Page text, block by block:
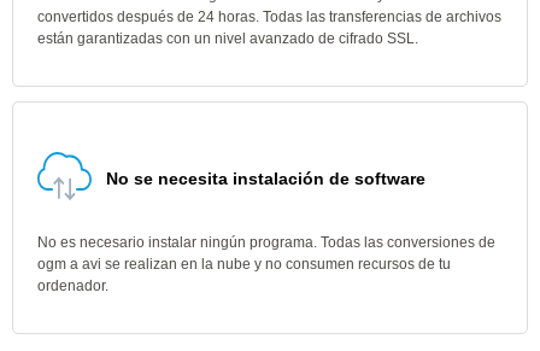
convertidos después de 24 horas. Todas las transferencias de archivos
están garantizadas con un nivel avanzado de cifrado SSL.
No se necesita instalación de software
No es necesario instalar ningún programa. Todas las conversiones de
ogm a avi se realizan en la nube y no consumen recursos de tu
ordenador.